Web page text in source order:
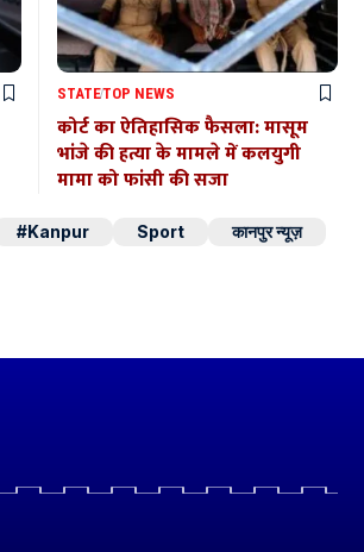
STATETOP NEWS
कोर्ट का ऐतिहासिक फैसला: मासूम
भांजे की हत्या के मामले में कलयुगी
मामा को फांसी की सजा
#Kanpur Sport
कानपुर न्यूज़